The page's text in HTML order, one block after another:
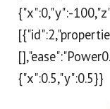
{"x":0,"y":-
{"x":0.5,"y":0.5}}